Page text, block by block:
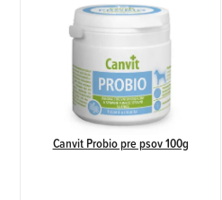
Canvit Probio pre psov 100g